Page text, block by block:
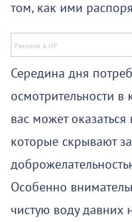
том, как ими
Середина дня
осмотрительности в
вас может
которые скрывают
Особенно
чистую воду давних